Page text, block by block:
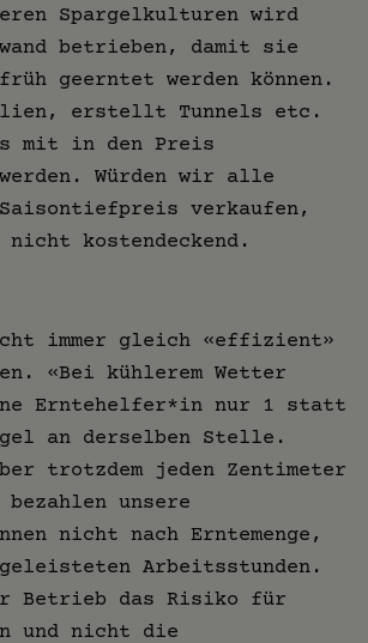
Spargelkulturen wird
betrieben, damit sie
früh geerntet werden können.
erstellt Tunnels etc.
mit in den Preis
Würden wir alle
Saisontiefpreis verkaufen,
kostendeckend.
immer gleich «effizient»
«Bei kühlerem Wetter
Erntehelfer*in nur 1 statt
an derselben Stelle.
trotzdem jeden Zentimeter
unsere
nicht nach Erntemenge,
geleisteten Arbeitsstunden.
Betrieb das Risiko für
und nicht die